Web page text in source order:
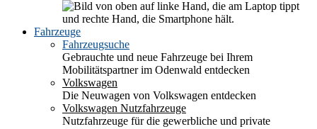
Fahrzeuge
Fahrzeugsuche
Gebrauchte und neue Fahrzeuge bei Ihrem
Mobilitätspartner im Odenwald entdecken
Volkswagen
Die Neuwagen von Volkswagen entdecken
Volkswagen Nutzfahrzeuge
Nutzfahrzeuge für die gewerbliche und private